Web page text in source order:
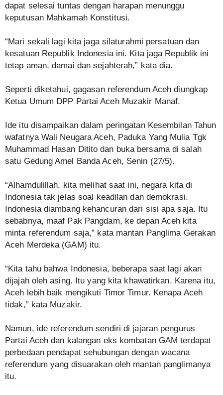
dapat selesai tuntas dengan harapan menunggu
keputusan Mahkamah Konstitusi.
“Mari sekali lagi kita jaga silaturahmi persatuan dan
kesatuan Republik Indonesia ini. Kita jaga Republik ini
tetap aman, damai dan sejahterah,” kata dia.
Seperti diketahui, gagasan referendum Aceh diungkap
Ketua Umum DPP Partai Aceh Muzakir Manaf.
Ide itu disampaikan dalam peringatan Kesembilan Tahun
wafatnya Wali Neugara Aceh, Paduka Yang Mulia Tgk
Muhammad Hasan Ditito dan buka bersama di salah
satu Gedung Amel Banda Aceh, Senin (27/5).
“Alhamdulillah, kita melihat saat ini, negara kita di
Indonesia tak jelas soal keadilan dan demokrasi.
Indonesia diambang kehancuran dari sisi apa saja. Itu
sebabnya, maaf Pak Pangdam, ke depan Aceh kita
minta referendum saja,” kata mantan Panglima Gerakan
Aceh Merdeka (GAM) itu.
“Kita tahu bahwa Indonesia, beberapa saat lagi akan
dijajah oleh asing. Itu yang kita khawatirkan. Karena itu,
Aceh lebih baik mengikuti Timor Timur. Kenapa Aceh
tidak,” kata Muzakir.
Namun, ide referendum sendiri di jajaran pengurus
Partai Aceh dan kalangan eks kombatan GAM terdapat
perbedaan pendapat sehubungan dengan wacana
referendum yang disuarakan oleh mantan panglimanya
itu.